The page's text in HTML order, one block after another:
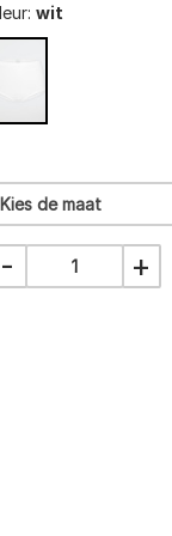
wit
Kies de maat
- +